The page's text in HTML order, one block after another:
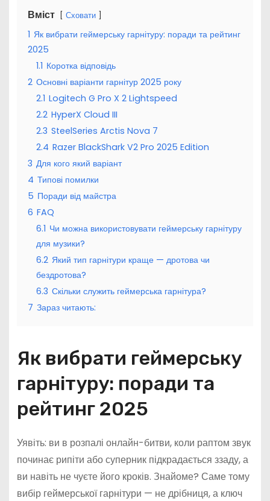
Вміст Сховати
1 Як вибрати геймерську гарнітуру: поради та рейтинг
2025
1.1 Коротка відповідь
2 Основні варіанти гарнітур 2025 року
2.1 Logitech G Pro X 2 Lightspeed
2.2 HyperX Cloud III
2.3 SteelSeries Arctis Nova 7
2.4 Razer BlackShark V2 Pro 2025 Edition
3 Для кого який варіант
4 Типові помилки
5 Поради від майстра
6 FAQ
6.1 Чи можна використовувати геймерську гарнітуру
для музики?
6.2 Який тип гарнітури краще — дротова чи
бездротова?
6.3 Скільки служить геймерська гарнітура?
7 Зараз читають:
Як вибрати геймерську
гарнітуру: поради та
рейтинг 2025
Уявіть: ви в розпалі онлайн-битви, коли раптом звук
починає рипіти або суперник підкрадається ззаду, а
ви навіть не чуєте його кроків. Знайоме? Саме тому
вибір геймерської гарнітури — не дрібниця, а ключ